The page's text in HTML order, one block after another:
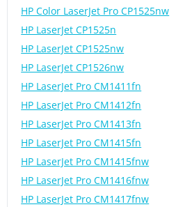
HP Color LaserJet Pro CP1525nw
HP LaserJet CP1525n
HP LaserJet CP1525nw
HP LaserJet CP1526nw
HP LaserJet Pro CM1411fn
HP LaserJet Pro CM1412fn
HP LaserJet Pro CM1413fn
HP LaserJet Pro CM1415fn
HP LaserJet Pro CM1415fnw
HP LaserJet Pro CM1416fnw
HP LaserJet Pro CM1417fnw